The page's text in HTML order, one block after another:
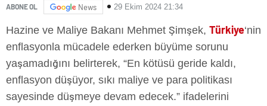
ABONE OL News 29 Ekim 2024 21:34
Hazine ve Maliye Bakanı Mehmet Şimşek, Türkiye‘nin
enflasyonla mücadele ederken büyüme sorunu
yaşamadığını belirterek, “En kötüsü geride kaldı,
enflasyon düşüyor, sıkı maliye ve para politikası
sayesinde düşmeye devam edecek.” ifadelerini